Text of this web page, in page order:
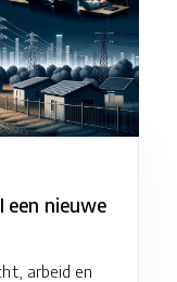
een nieuwe
arbeid en